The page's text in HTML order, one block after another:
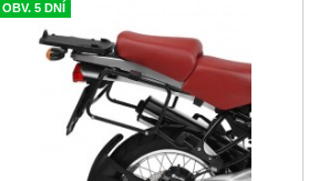
OBV. 5 DNÍ